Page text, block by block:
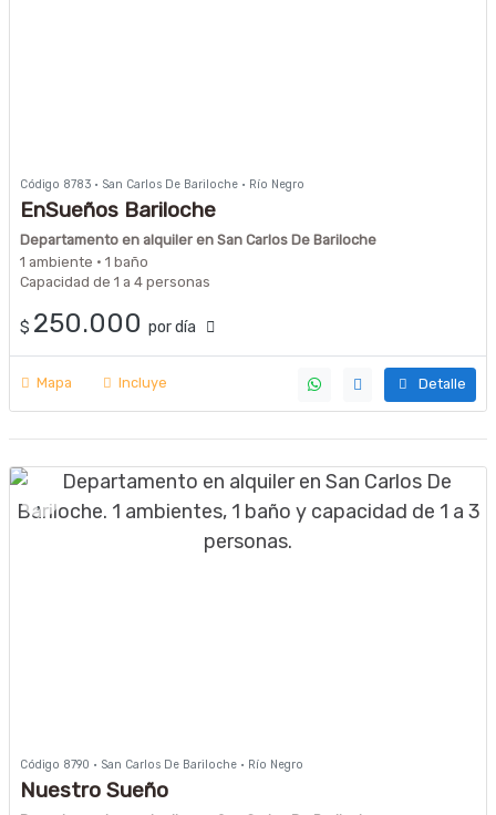
Código 8783 · San Carlos De Bariloche · Río Negro
EnSueños Bariloche
Departamento en alquiler en San Carlos De Bariloche
1 ambiente · 1 baño
Capacidad de 1 a 4 personas
$ 250.000 por día
Mapa Incluye Detalle
Código 8790 · San Carlos De Bariloche · Río Negro
Nuestro Sueño